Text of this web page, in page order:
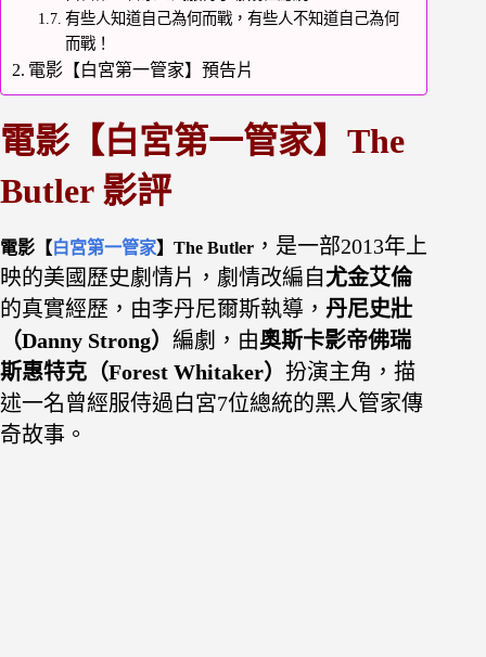
有些人知道自己為何而戰，有些人不知道自己為何
而戰！
電影【白宮第一管家】預告片
電影【白宮第一管家】The
Butler 影評
電影【白宮第一管家】The Butler ，是一部2013年上
映的美國歷史劇情片，劇情改編自 尤金艾倫
的真實經歷， 由李丹尼爾斯執導， 丹尼史壯
（Danny Strong） 編劇，由奧斯卡影帝佛瑞
斯惠特克（Forest Whitaker） 扮演主角，描
述一名曾經服侍過白宮7位總統的黑人管家傳
奇故事。